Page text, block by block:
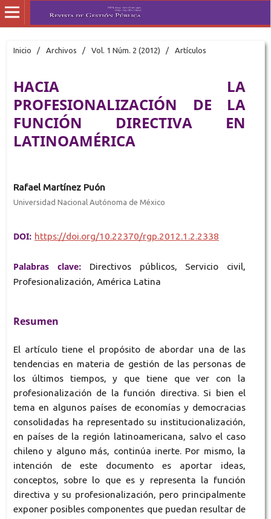
Inicio / Archivos / Vol. 1 Núm. 2 (2012) / Artículos
HACIA LA
PROFESIONALIZACIÓN DE LA
FUNCIÓN DIRECTIVA EN
LATINOAMÉRICA
Rafael Martínez Puón
Universidad Nacional Autónoma de México
DOI: https://doi.org/10.22370/rgp.2012.1.2.2338
Palabras clave:
Directivos públicos, Servicio civil,
Profesionalización, América Latina
Resumen
El artículo tiene el propósito de abordar una de las
tendencias en materia de gestión de las personas de
los últimos tiempos, y que tiene que ver con la
profesionalización de la función directiva. Si bien el
tema en algunos países de economías y democracias
consolidadas ha representado su institucionalización,
en países de la región latinoamericana, salvo el caso
chileno y alguno más, continúa inerte. Por mismo, la
intención de este documento es aportar ideas,
conceptos, sobre lo que es y representa la función
directiva y su profesionalización, pero principalmente
exponer posibles componentes que puedan resultar de